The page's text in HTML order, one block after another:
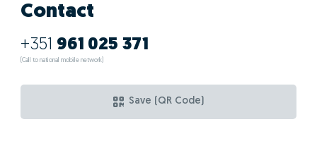
Contact
+351 961 025 371
(Call to national mobile network)
Save (QR Code)